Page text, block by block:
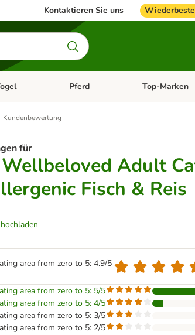
Kontaktieren Sie uns
Menü öffnen: FischKategorie-Menü öffnen: Vogel
Pferd Kategorie-Menü
Top-Marken
Kundenbewertung
für
Wellbeloved Adult
Fisch & Reis
area from zero to 5: 4.9/5
area from zero to 5: 5/5
area from zero to 5: 4/5
area from zero to 5: 3/5
area from zero to 5: 2/5